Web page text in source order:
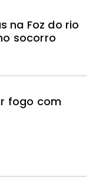
na Foz do rio
socorro
fogo com